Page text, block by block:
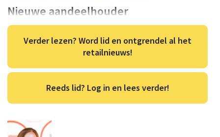
Nieuwe aandeelhouder
Verder lezen? Word lid en ontgrendel al het
retailnieuws!
Reeds lid? Log in en lees verder!